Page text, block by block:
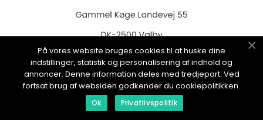
web:www.klikko.dk
På vores website bruges cookies til at huske dine
indstillinger, statistik og personalisering af indhold og
annoncer. Denne information deles med tredjepart. Ved
fortsat brug af websiden godkender du cookiepolitikken.
Ok Privatlivspolitik